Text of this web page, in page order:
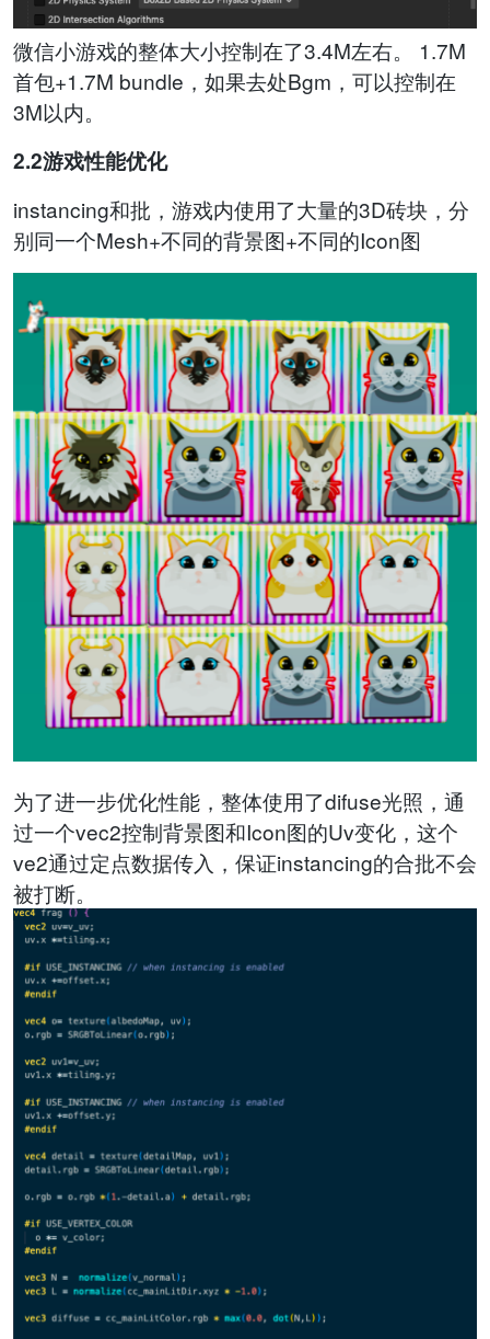
微信小游戏的整体大小控制在了3.4M左右。 1.7M
首包+1.7M bundle，如果去处Bgm，可以控制在
3M以内。
2.2游戏性能优化
instancing和批，游戏内使用了大量的3D砖块，分
别同一个Mesh+不同的背景图+不同的Icon图
为了进一步优化性能，整体使用了difuse光照，通
过一个vec2控制背景图和Icon图的Uv变化，这个
ve2通过定点数据传入，保证instancing的合批不会
被打断。